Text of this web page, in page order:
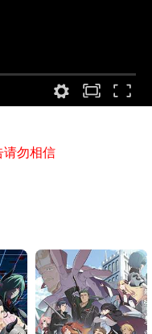
请勿相信